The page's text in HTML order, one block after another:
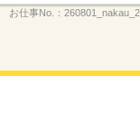
お仕事No.：